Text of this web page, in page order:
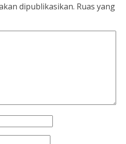
dipublikasikan. Ruas yang